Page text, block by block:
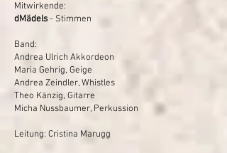
Mitwirkende:
dMädels- Stimmen
Band:
Andrea Ulrich Akkordeon
Maria Gehrig, Geige
Andrea Zeindler, Whistles
Theo Känzig, Gitarre
Micha Nussbaumer, Perkussion
Leitung: Cristina Marugg